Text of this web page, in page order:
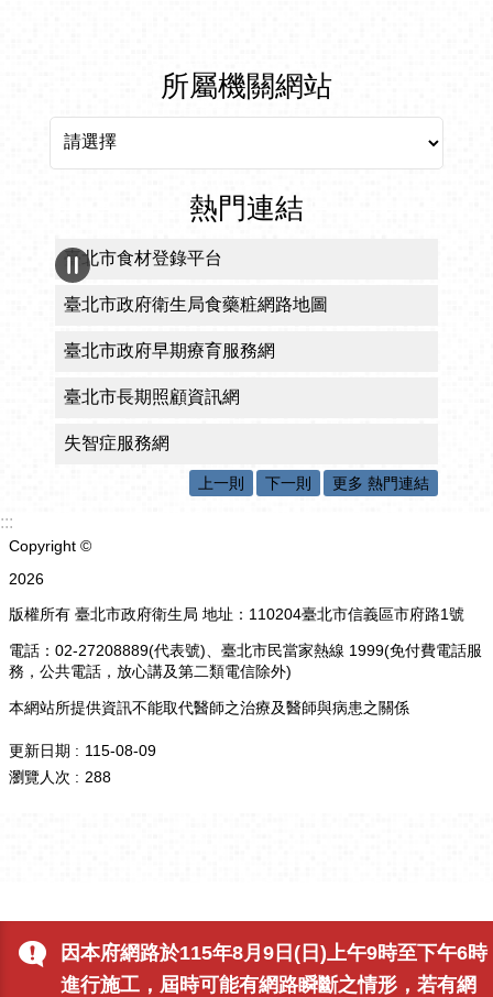
因本府網路於115年8月9日(日)上午9時至下午6時
進行施工，屆時可能有網路瞬斷之情形，若有網
所屬機關網站
熱門連結
臺北市食材登錄平台
臺北市政府衛生局食藥粧網路地圖
臺北市政府早期療育服務網
臺北市長期照顧資訊網
失智症服務網
上一則 下一則 更多 熱門連結
:::
Copyright ©
2026
版權所有 臺北市政府衛生局 地址：110204臺北市信義區市府路1號
電話：02-27208889(代表號)、臺北市民當家熱線 1999(免付費電話服
務，公共電話，放心講及第二類電信除外)
本網站所提供資訊不能取代醫師之治療及醫師與病患之關係
更新日期
115-08-09
瀏覽人次
288